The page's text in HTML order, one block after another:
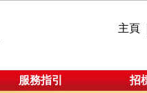
主頁
服務指引 招